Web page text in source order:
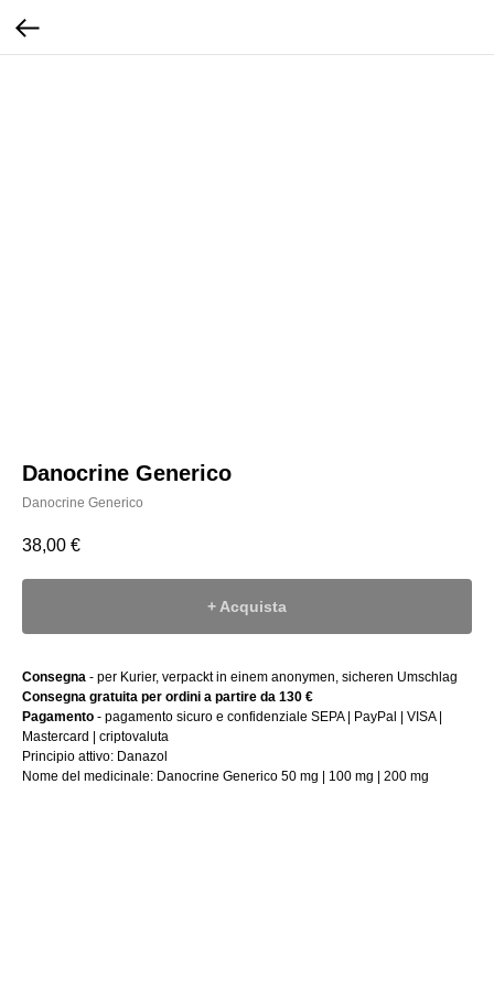
Danocrine Generico
Danocrine Generico
38,00 €
+ Acquista
Consegna - per Kurier, verpackt in einem anonymen, sicheren Umschlag
Consegna gratuita per ordini a partire da 130 €
Pagamento - pagamento sicuro e confidenziale SEPA | PayPal | VISA |
Mastercard | criptovaluta
Principio attivo: Danazol
Nome del medicinale: Danocrine Generico 50 mg | 100 mg | 200 mg